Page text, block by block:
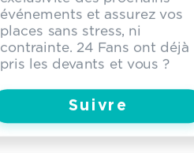
événements et assurez vos
places sans stress, ni
contrainte. 24 Fans ont déjà
pris les devants et vous ?
Suivre